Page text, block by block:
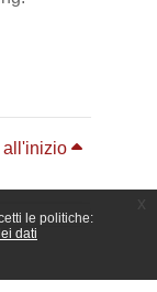
le politiche:
dati
all'inizio